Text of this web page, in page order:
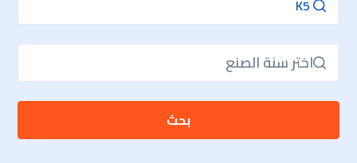
اختر سنة الصنع
بحث